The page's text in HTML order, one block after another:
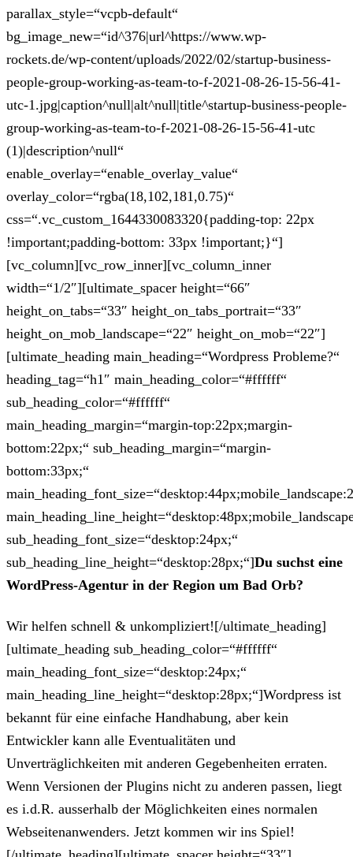
parallax_style=“vcpb-default“
bg_image_new=“id^376|url^https://www.wp-
rockets.de/wp-content/uploads/2022/02/startup-business-
people-group-working-as-team-to-f-2021-08-26-15-56-41-
utc-1.jpg|caption^null|alt^null|title^startup-business-people-
group-working-as-team-to-f-2021-08-26-15-56-41-utc
(1)|description^null“
enable_overlay=“enable_overlay_value“
overlay_color=“rgba(18,102,181,0.75)“
css=“.vc_custom_1644330083320{padding-top: 22px
!important;padding-bottom: 33px !important;}“]
[vc_column][vc_row_inner][vc_column_inner
width=“1/2″][ultimate_spacer height=“66″
height_on_tabs=“33″ height_on_tabs_portrait=“33″
height_on_mob_landscape=“22″ height_on_mob=“22″]
[ultimate_heading main_heading=“Wordpress Probleme?“
heading_tag=“h1″ main_heading_color=“#ffffff“
sub_heading_color=“#ffffff“
main_heading_margin=“margin-top:22px;margin-
bottom:22px;“ sub_heading_margin=“margin-
bottom:33px;“
sub_heading_font_size=“desktop:24px;“
sub_heading_line_height=“desktop:28px;“]Du suchst eine
WordPress-Agentur in der Region um Bad Orb?
Wir helfen schnell & unkompliziert![/ultimate_heading]
[ultimate_heading sub_heading_color=“#ffffff“
main_heading_font_size=“desktop:24px;“
main_heading_line_height=“desktop:28px;“]Wordpress ist
bekannt für eine einfache Handhabung, aber kein
Entwickler kann alle Eventualitäten und
Unverträglichkeiten mit anderen Gegebenheiten erraten.
Wenn Versionen der Plugins nicht zu anderen passen, liegt
es i.d.R. ausserhalb der Möglichkeiten eines normalen
Webseitenanwenders. Jetzt kommen wir ins Spiel!